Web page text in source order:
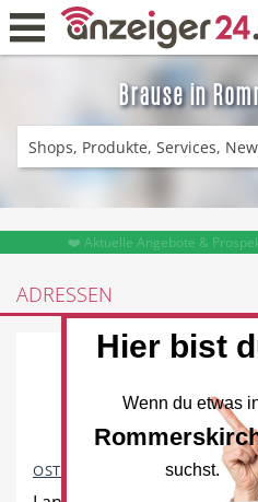
Brause in
Zurück
Fitness & Sport
DE-News
Restaurant
❤️ Aktuelle Angebote &
ADRESSEN
OSTERMANN Möbelhaus
Hier bist
Wenn du etwas
suchst.